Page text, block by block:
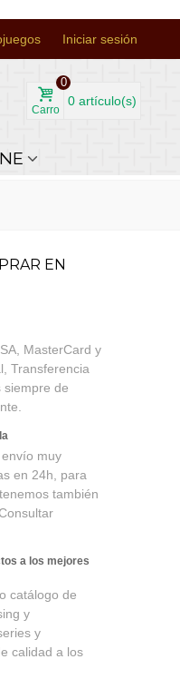
Iniciar sesión
Carro
0
0 artículo(s)
EN
MasterCard y
Transferencia
siempre de
muy
en 24h, para
también
a los mejores
catálogo de
y
y
calidad a los